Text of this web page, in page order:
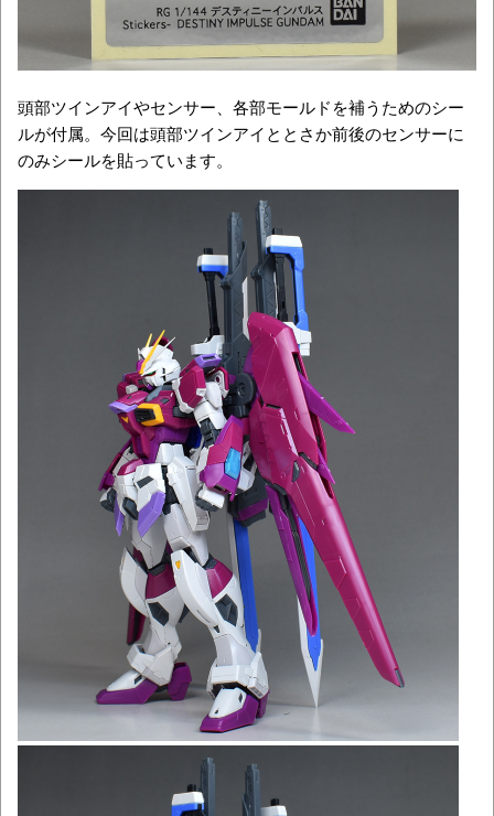
頭部ツインアイやセンサー、各部モールドを補うためのシー
ルが付属。今回は頭部ツインアイととさか前後のセンサーに
のみシールを貼っています。